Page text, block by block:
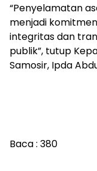
“Penyelamatan
menjadi
integritas dan
publik”, tutup
Samosir, Ipda
Baca : 380